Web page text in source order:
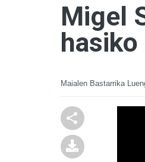
Migel
hasiko
Maialen Bastarrika